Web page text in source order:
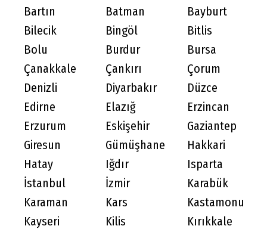
Bartın
Batman
Bayburt
Bilecik
Bingöl
Bitlis
Bolu
Burdur
Bursa
Çanakkale
Çankırı
Çorum
Denizli
Diyarbakır
Düzce
Edirne
Elazığ
Erzincan
Erzurum
Eskişehir
Gaziantep
Giresun
Gümüşhane
Hakkari
Hatay
Iğdır
Isparta
İstanbul
İzmir
Karabük
Karaman
Kars
Kastamonu
Kayseri
Kilis
Kırıkkale